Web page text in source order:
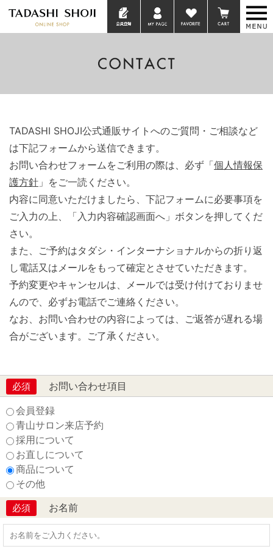
TADASHI SHOJI公式通販サイトへのご質問・ご相談など
は下記フォームから送信できます。
お問い合わせフォームをご利用の際は、必ず「個人情報保
護方針 」をご一読ください。
内容に同意いただけましたら、下記フォームに必要事項を
ご入力の上、「入力内容確認画面へ」ボタンを押してくだ
さい。
また、ご予約はタダシ・インターナショナルからの折り返
し電話又はメールをもって確定とさせていただきます。
予約変更やキャンセルは、メールでは受け付けておりませ
んので、必ずお電話でご連絡ください。
なお、お問い合わせの内容によっては、ご返答が遅れる場
合がございます。ご了承ください。
必須
お問い合わせ項目
会員登録
青山サロン来店予約
採用について
お直しについて
商品について
その他
必須 お名前